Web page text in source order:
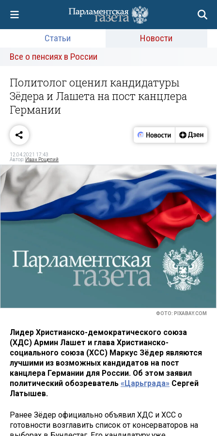
Статьи
Новости
Все о пенсиях в России
Политолог оценил кандидатуры
Зёдера и Лашета на пост канцлера
Германии
12.04.2021 17:43
Автор: Иван Рощепий
ФОТО: PIXABAY.COM
Лидер Христианско-демократического союза
(ХДС) Армин Лашет и глава Христианско-
социального союза (ХСС) Маркус Зёдер являются
лучшими из возможных кандидатов на пост
канцлера Германии для России. Об этом заявил
политический обозреватель «Царьграда» Сергей
Латышев.
Ранее Зёдер официально объявил ХДС и ХСС о
готовности возглавить список от консерваторов на